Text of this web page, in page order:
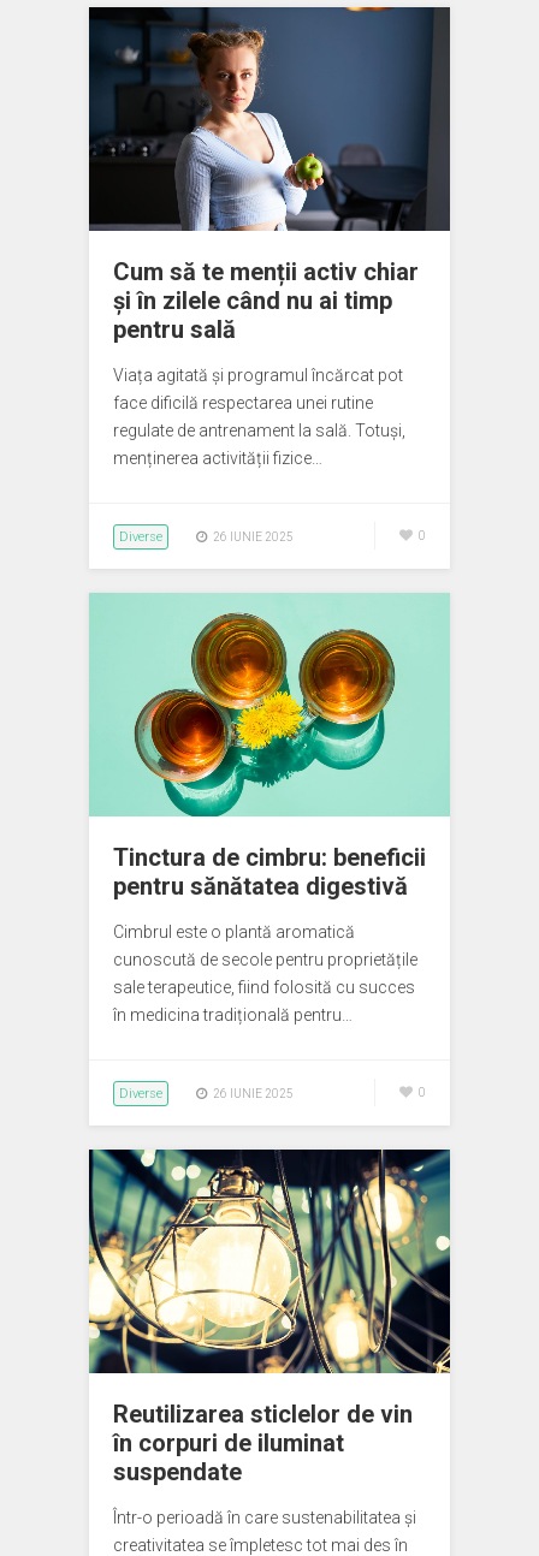
Cum să te menții activ chiar
și în zilele când nu ai timp
pentru sală
Viața agitată și programul încărcat pot
face dificilă respectarea unei rutine
regulate de antrenament la sală. Totuși,
menținerea activității fizice…
Diverse 26 IUNIE 2025 0
Tinctura de cimbru: beneficii
pentru sănătatea digestivă
Cimbrul este o plantă aromatică
cunoscută de secole pentru proprietățile
sale terapeutice, fiind folosită cu succes
în medicina tradițională pentru…
Diverse 26 IUNIE 2025 0
Reutilizarea sticlelor de vin
în corpuri de iluminat
suspendate
Într-o perioadă în care sustenabilitatea și
creativitatea se împletesc tot mai des în